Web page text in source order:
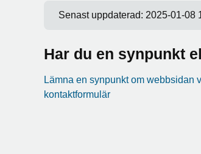
Senast uppdaterad: 2025-01-08
Har du en synpunkt
Lämna en synpunkt om webbsidan
kontaktformulär